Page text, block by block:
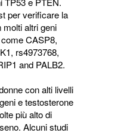
per verificare la
altri geni
CASP8,
rs4973768,
and PALB2.
con alti livelli
e testosterone
più alto di
Alcuni studi